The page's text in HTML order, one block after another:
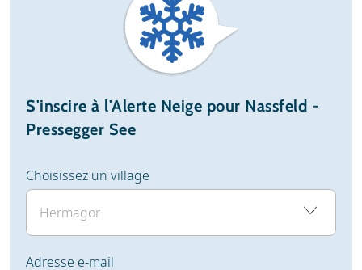
S'inscire à l'Alerte Neige pour Nassfeld -
Pressegger See
Choisissez un village
Adresse e-mail